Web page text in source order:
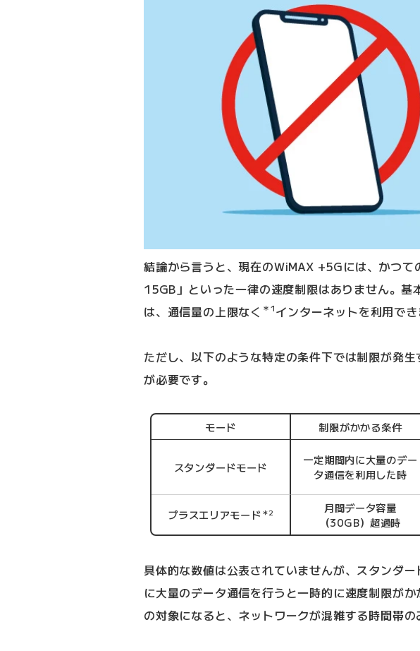
結論から言うと、現在のWiMAX +5Gには、かつて
15GB」といった一律の速度制限はありません。基
は、通信量の上限なく ＊1インターネットを利用でき
ただし、以下のような特定の条件下では制限が発
が必要です。
モード 制限がかかる条件
スタンダードモード
一定期間内に大量のデー
タ通信を利用した時
プラスエリアモード ＊2
月間データ容量
（30GB）超過時
具体的な数値は公表されていませんが、スタンダ
に大量のデータ通信を行うと一時的に速度制限が
の対象になると、ネットワークが混雑する時間帯の